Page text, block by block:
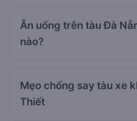
Ăn uống trên tàu Đà
nào?
Mẹo chống say tàu xe
Thiết